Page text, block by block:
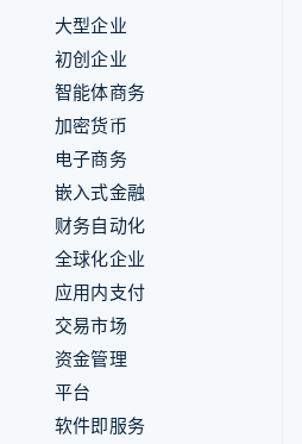
大型企业
初创企业
智能体商务
加密货币
电子商务
嵌入式金融
财务自动化
全球化企业
应用内支付
交易市场
资金管理
平台
软件即服务